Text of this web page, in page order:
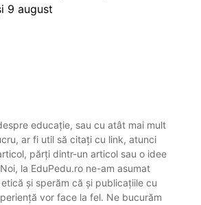
9 august
educație, sau cu atât mai mult
ar fi util să citați cu link, atunci
părți dintr-un articol sau o idee
la EduPedu.ro ne-am asumat
și sperăm că și publicațiile cu
vor face la fel. Ne bucurăm